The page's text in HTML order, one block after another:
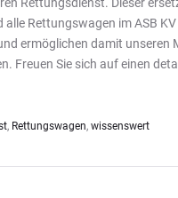
Rettungswagen im ASB
ermöglichen damit unseren
Freuen Sie sich auf einen
, Rettungswagen, wissenswert